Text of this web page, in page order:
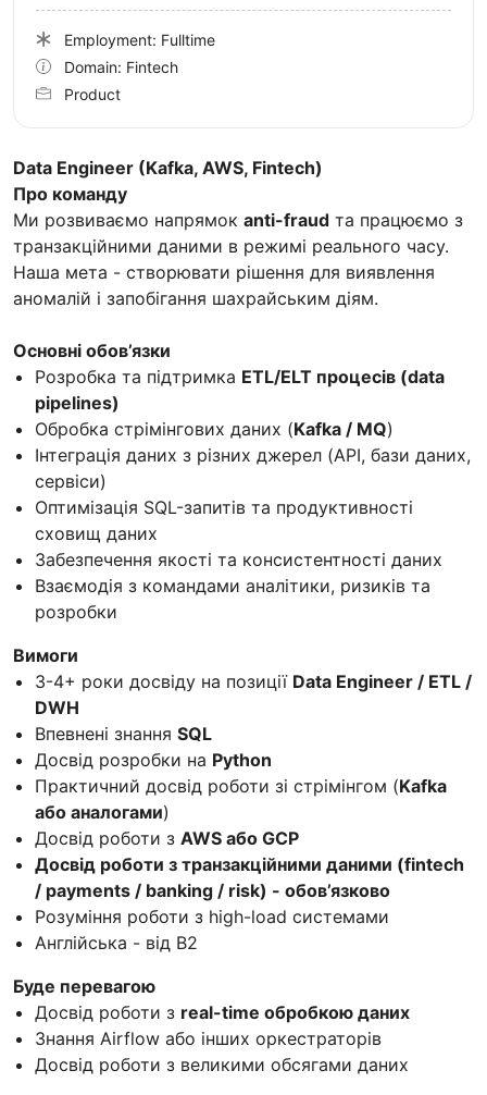
Data Engineer (Kafka, AWS, Fintech)
Про команду
Ми розвиваємо напрямок anti-fraud та працюємо з
транзакційними даними в режимі реального часу.
Наша мета - створювати рішення для виявлення
аномалій і запобігання шахрайським діям.
Основні обов’язки
Розробка та підтримка ETL/ELT процесів (data
pipelines)
Обробка стрімінгових даних (Kafka / MQ)
Інтеграція даних з різних джерел (API, бази даних,
сервіси)
Оптимізація SQL-запитів та продуктивності
сховищ даних
Забезпечення якості та консистентності даних
Взаємодія з командами аналітики, ризиків та
розробки
Вимоги
3-4+ роки досвіду на позиції Data Engineer / ETL /
DWH
Впевнені знання SQL
Досвід розробки на Python
Практичний досвід роботи зі стрімінгом (Kafka
або аналогами)
Досвід роботи з AWS або GCP
Досвід роботи з транзакційними даними (fintech
/ payments / banking / risk) - обов’язково
Розуміння роботи з high-load системами
Англійська - від B2
Буде перевагою
Досвід роботи з real-time обробкою даних
Знання Airflow або інших оркестраторів
Досвід роботи з великими обсягами даних
Employment: Fulltime
Domain: Fintech
Product